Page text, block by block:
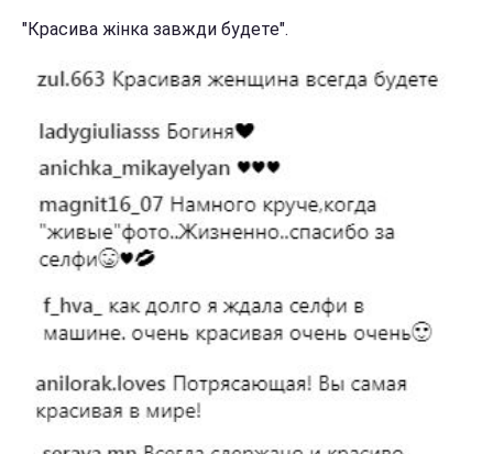
"Красива жінка завжди будете".